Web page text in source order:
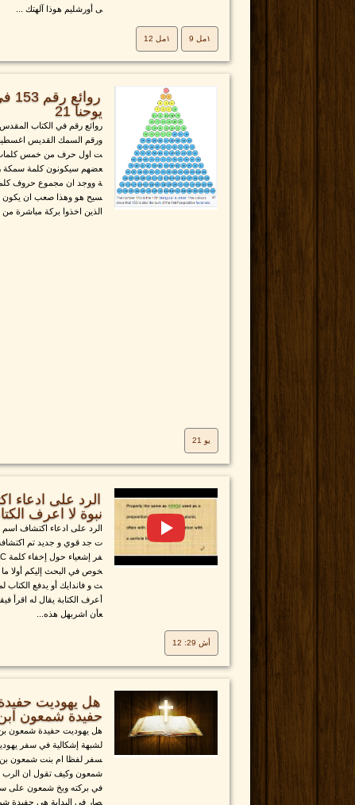
ى أورشليم هوذا آلهتك ...
١مل 9 ١مل 12
يوحنا 21
روائع رقم في الكتاب
ورقم السمك القديس
ت اول حرف من خمس كلمات
عضهم سيكونون كلمة سمكة
ة ووجد ان مجموع حروف
سيح هو وهذا صعب ان يكون
الذين اخذوا بركة مباشرة
يو 21
الرد على ادعاء
نبوة لا اعرف الكتابة
الرد على ادعاء اكتشاف اسم
ت جد قوي و جديد تم
خوص في البحث إليكم أولا
ث و فاندايك أو يدفع الكتاب
أعرف الكتابة يقال له اقرأ
عأن اشربهل هذه...
أش 29: 12
هل يهوديت
حفيدة شمعون ابن
هل يهوديت حفيدة شمعون بن
لشبهة إشكالية في سفر
سفر لفظا ام بنت شمعون بن
شمعون وكيف تقول ان
في بركته وبخ شمعون على سيف
صار في البداية هي حفيدة